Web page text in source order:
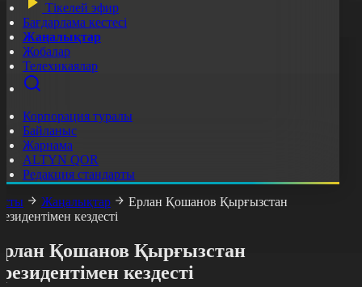
Тікелей эфир
Бағдарлама кестесі
Жаңалықтар
Жобалар
Телехикаялар
Корпорация туралы
Байланыс
Жарнама
ALTYN QOR
Редакция стандарты
Жаңалықтар
Ерлан Қошанов Қырғызстан
кездесті
Қошанов Қырғызстан
кездесті